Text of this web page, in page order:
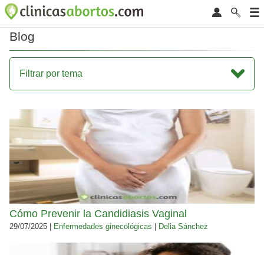
Blog
Filtrar por tema
Cómo Prevenir la Candidiasis Vaginal
29/07/2025 | Enfermedades ginecológicas Delia Sánchez